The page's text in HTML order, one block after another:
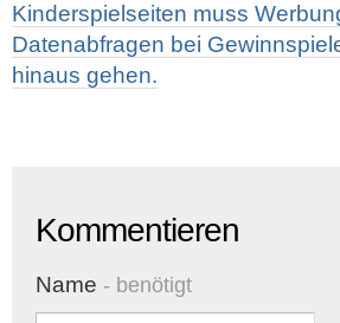
Kinderspielseiten muss
Datenabfragen bei
hinaus gehen.
Kommentieren
Name - benötigt